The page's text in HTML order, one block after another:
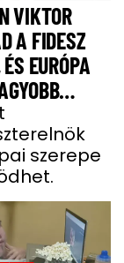
VIKTOR
A FIDESZ
EURÓPA
szerepe